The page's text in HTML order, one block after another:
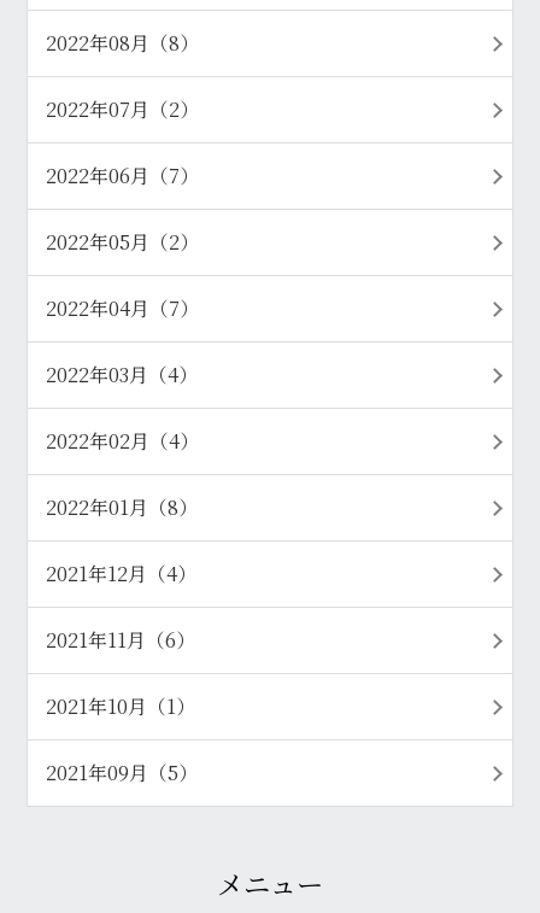
2022年08月（8）
2022年07月（2）
2022年06月（7）
2022年05月（2）
2022年04月（7）
2022年03月（4）
2022年02月（4）
2022年01月（8）
2021年12月（4）
2021年11月（6）
2021年10月（1）
2021年09月（5）
メニュー